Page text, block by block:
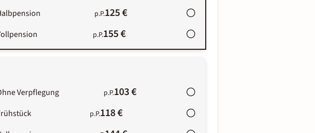
p.P.125 €
p.P.155 €
Verpflegung p.P.103 €
p.P.118 €